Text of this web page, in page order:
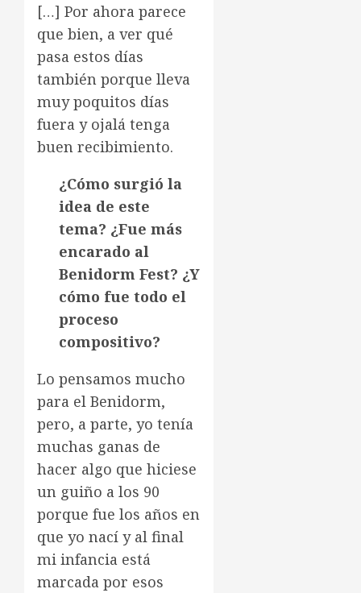
[…] Por ahora parece
que bien, a ver qué
pasa estos días
también porque lleva
muy poquitos días
fuera y ojalá tenga
buen recibimiento.
¿Cómo surgió la
idea de este
tema? ¿Fue más
encarado al
Benidorm Fest? ¿Y
cómo fue todo el
proceso
compositivo?
Lo pensamos mucho
para el Benidorm,
pero, a parte, yo tenía
muchas ganas de
hacer algo que hiciese
un guiño a los 90
porque fue los años en
que yo nací y al final
mi infancia está
marcada por esos